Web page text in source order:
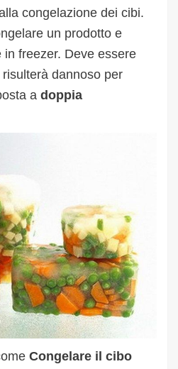
congelazione dei cibi.
un prodotto e
freezer. Deve essere
dannoso per
a doppia
Congelare il cibo